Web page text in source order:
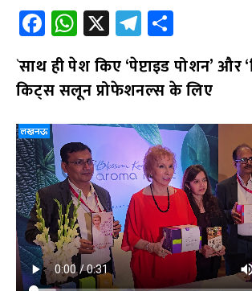
Fa
ce
b
o
o
k
W
h
at
s
A
p
p
X Te
le
gr
a
m
h
ar
e
`साथ ही पेश किए ‘पेप्टाइड पोशन’ और
किट्स सलून प्रोफेशनल्स के लिए